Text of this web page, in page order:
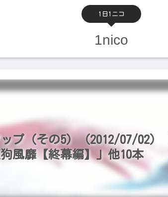
1日1ニコ
1nico
プ（その5）（2012/07/02） |
風靡【終幕編】」他10本